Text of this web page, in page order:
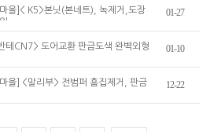
을]< K5>본닛(본네트), 녹제거,도장
01-27
테CN7> 도어교환 판금도색 완벽외형
01-10
을] <말리부> 전범퍼 흠집제거, 판금
12-22